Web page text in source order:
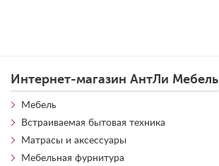
Интернет-магазин АнтЛи Мебель
Мебель
Встраиваемая бытовая техника
Матрасы и аксессуары
Мебельная фурнитура